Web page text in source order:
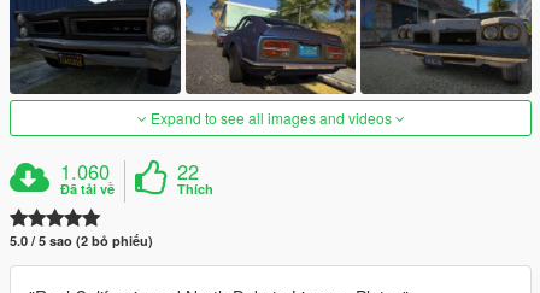
Expand to see all images and videos
1.060
Đã tải về
22
Thích
5.0 / 5 sao (2 bỏ phiếu)